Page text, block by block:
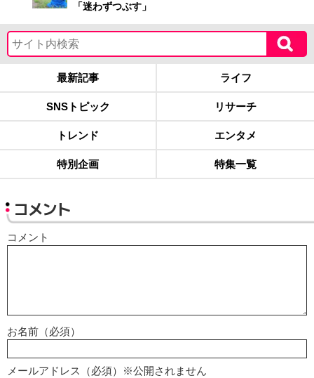
「迷わずつぶす」
最新記事 ライフ
SNSトピック リサーチ
トレンド エンタメ
特別企画 特集一覧
コメント
コメント
お名前（必須）
メールアドレス（必須）※公開されません